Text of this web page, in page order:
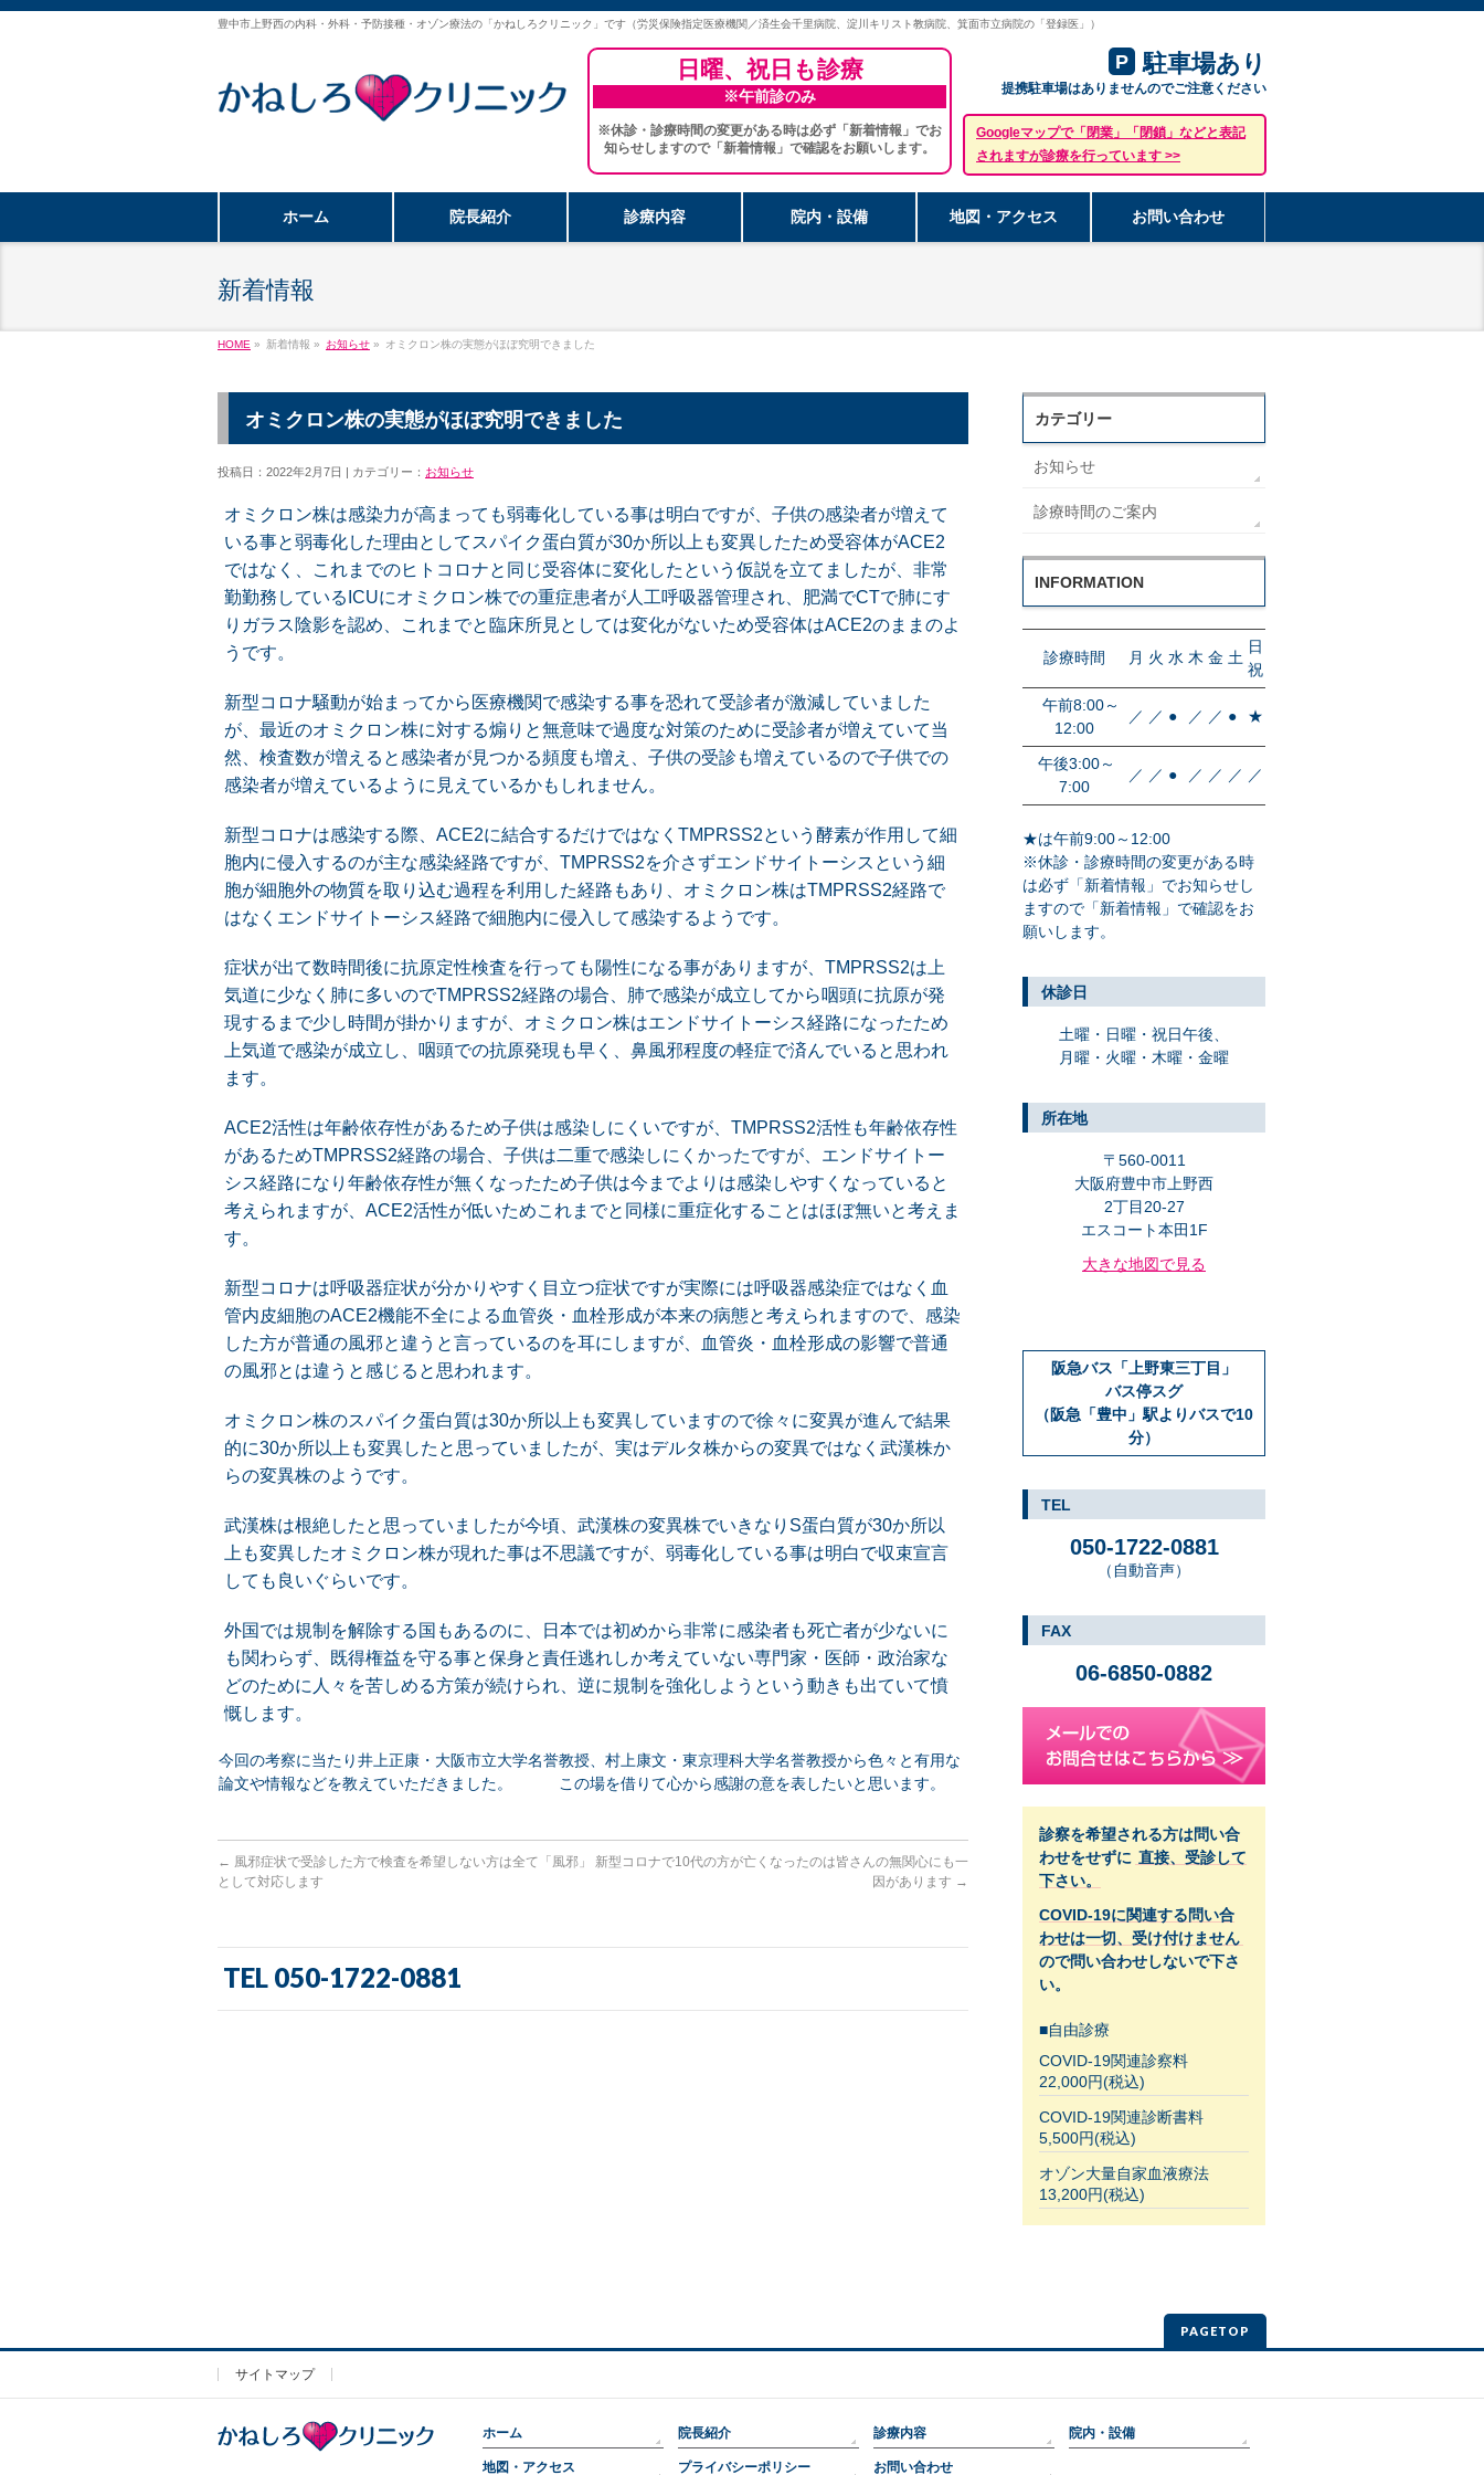
豊中市上野西の内科・外科・予防接種・オゾン療法の「かねしろクリニック」です（労災保険指定医療機関／済生会千里病院、淀川キリスト教病院、箕面市立病院の「登録医」）
日曜、祝日も診療
※午前診のみ
※休診・診療時間の変更がある時は必ず「新着情報」でお
知らせしますので「新着情報」で確認をお願いします。
P 駐車場あり
提携駐車場はありませんのでご注意ください
Googleマップで「閉業」「閉鎖」などと表記
されますが診療を行っています >>
ホーム 院長紹介 診療内容 院内・設備 地図・アクセス お問い合わせ
新着情報
HOME » 新着情報 » お知らせ » オミクロン株の実態がほぼ究明できました
オミクロン株の実態がほぼ究明できました
投稿日：2022年2月7日 | カテゴリー： お知らせ
オミクロン株は感染力が高まっても弱毒化している事は明白ですが、子供の感染者が増えて
いる事と弱毒化した理由としてスパイク蛋白質が30か所以上も変異したため受容体がACE2
ではなく、これまでのヒトコロナと同じ受容体に変化したという仮説を立てましたが、非常
勤勤務しているICUにオミクロン株での重症患者が人工呼吸器管理され、肥満でCTで肺にす
りガラス陰影を認め、これまでと臨床所見としては変化がないため受容体はACE2のままのよ
うです。
新型コロナ騒動が始まってから医療機関で感染する事を恐れて受診者が激減していました
が、最近のオミクロン株に対する煽りと無意味で過度な対策のために受診者が増えていて当
然、検査数が増えると感染者が見つかる頻度も増え、子供の受診も増えているので子供での
感染者が増えているように見えているかもしれません。
新型コロナは感染する際、ACE2に結合するだけではなくTMPRSS2という酵素が作用して細
胞内に侵入するのが主な感染経路ですが、TMPRSS2を介さずエンドサイトーシスという細
胞が細胞外の物質を取り込む過程を利用した経路もあり、オミクロン株はTMPRSS2経路で
はなくエンドサイトーシス経路で細胞内に侵入して感染するようです。
症状が出て数時間後に抗原定性検査を行っても陽性になる事がありますが、TMPRSS2は上
気道に少なく肺に多いのでTMPRSS2経路の場合、肺で感染が成立してから咽頭に抗原が発
現するまで少し時間が掛かりますが、オミクロン株はエンドサイトーシス経路になったため
上気道で感染が成立し、咽頭での抗原発現も早く、鼻風邪程度の軽症で済んでいると思われ
ます。
ACE2活性は年齢依存性があるため子供は感染しにくいですが、TMPRSS2活性も年齢依存性
があるためTMPRSS2経路の場合、子供は二重で感染しにくかったですが、エンドサイトー
シス経路になり年齢依存性が無くなったため子供は今までよりは感染しやすくなっていると
考えられますが、ACE2活性が低いためこれまでと同様に重症化することはほぼ無いと考えま
す。
新型コロナは呼吸器症状が分かりやすく目立つ症状ですが実際には呼吸器感染症ではなく血
管内皮細胞のACE2機能不全による血管炎・血栓形成が本来の病態と考えられますので、感染
した方が普通の風邪と違うと言っているのを耳にしますが、血管炎・血栓形成の影響で普通
の風邪とは違うと感じると思われます。
オミクロン株のスパイク蛋白質は30か所以上も変異していますので徐々に変異が進んで結果
的に30か所以上も変異したと思っていましたが、実はデルタ株からの変異ではなく武漢株か
らの変異株のようです。
武漢株は根絶したと思っていましたが今頃、武漢株の変異株でいきなりS蛋白質が30か所以
上も変異したオミクロン株が現れた事は不思議ですが、弱毒化している事は明白で収束宣言
しても良いぐらいです。
外国では規制を解除する国もあるのに、日本では初めから非常に感染者も死亡者が少ないに
も関わらず、既得権益を守る事と保身と責任逃れしか考えていない専門家・医師・政治家な
どのために人々を苦しめる方策が続けられ、逆に規制を強化しようという動きも出ていて憤
慨します。
今回の考察に当たり井上正康・大阪市立大学名誉教授、村上康文・東京理科大学名誉教授から色々と有用な
論文や情報などを教えていただきました。 この場を借りて心から感謝の意を表したいと思います。
← 風邪症状で受診した方で検査を希望しない方は全て「風邪」
として対応します
新型コロナで10代の方が亡くなったのは皆さんの無関心にも一
因があります →
TEL 050-1722-0881
カテゴリー
お知らせ
診療時間のご案内
INFORMATION
診療時間 月 火 水 木 金 土
日
祝
午前8:00～
12:00
／ ／ ● ／ ／ ● ★
午後3:00～
7:00
／ ／ ● ／ ／ ／ ／
★は午前9:00～12:00
※休診・診療時間の変更がある時
は必ず「新着情報」でお知らせし
ますので「新着情報」で確認をお
願いします。
休診日
土曜・日曜・祝日午後、
月曜・火曜・木曜・金曜
所在地
〒560-0011
大阪府豊中市上野西
2丁目20-27
エスコート本田1F
大きな地図で見る
阪急バス「上野東三丁目」
バス停スグ
（阪急「豊中」駅よりバスで10
分）
TEL
050-1722-0881
（自動音声）
FAX
06-6850-0882
診察を希望される方は問い合
わせをせずに 直接、受診して
下さい。
COVID-19に関連する問い合
わせは一切、受け付けません
ので問い合わせしないで下さ
い。
■自由診療
COVID-19関連診察料
22,000円(税込)
COVID-19関連診断書料
5,500円(税込)
オゾン大量自家血液療法
13,200円(税込)
PAGETOP
サイトマップ
ホーム 院長紹介 診療内容 院内・設備
地図・アクセス プライバシーポリシー お問い合わせ